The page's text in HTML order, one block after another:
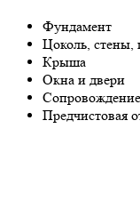
Фундамент
Цоколь, стены,
Крыша
Окна и двери
Сопровождение
Предчистовая